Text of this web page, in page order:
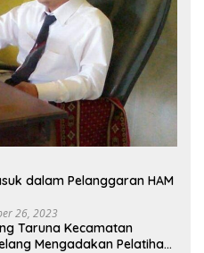
dalam Pelanggaran HAM
26, 2023
Taruna Kecamatan
Mengadakan Pelatihan